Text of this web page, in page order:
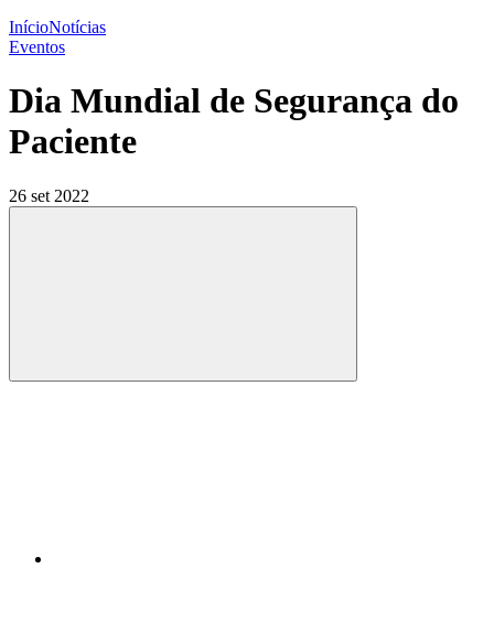
InícioNotícias
Eventos
Dia Mundial de Segurança do
Paciente
26 set 2022
Compartilhar